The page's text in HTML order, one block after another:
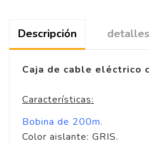
Descripción
Caja de cable eléctrico
Características:
Bobina de 200m.
Color aislante: GRIS.